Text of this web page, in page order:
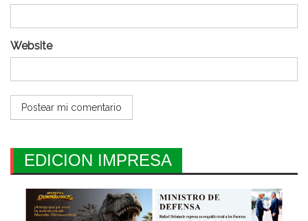
Website
EDICION IMPRESA